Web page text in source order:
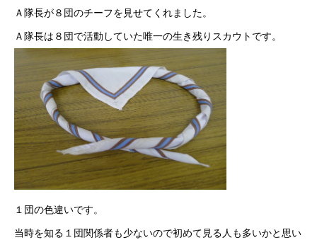
Ａ隊長が８団のチーフを見せてくれました。
Ａ隊長は８団で活動していた唯一の生き残りスカウトです。
１団の色違いです。
当時を知る１団関係者も少ないので初めて見る人も多いかと思い